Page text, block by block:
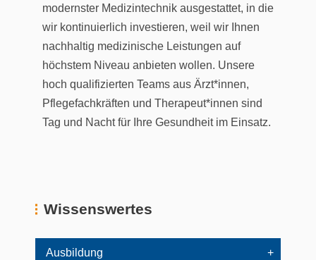
modernster Medizintechnik ausgestattet, in die
wir kontinuierlich investieren, weil wir Ihnen
nachhaltig medizinische Leistungen auf
höchstem Niveau anbieten wollen. Unsere
hoch qualifizierten Teams aus Ärzt*innen,
Pflegefachkräften und Therapeut*innen sind
Tag und Nacht für Ihre Gesundheit im Einsatz.
Wissenswertes
Ausbildung